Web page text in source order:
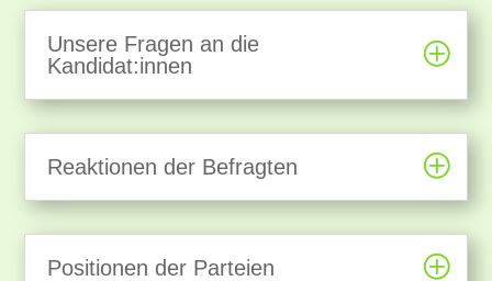
Unsere Fragen an die
Kandidat:innen
Reaktionen der Befragten
Positionen der Parteien